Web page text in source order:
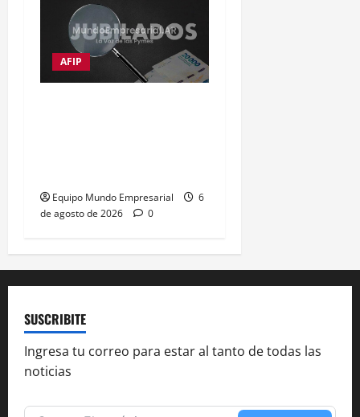
AFIP
Equipo Mundo Empresarial
6
de agosto de 2026
0
SUSCRIBITE
Ingresa tu correo para estar al tanto de todas las
noticias